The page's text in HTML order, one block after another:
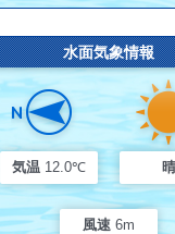
水面気象情報
気温 12.0℃ 晴
風速 6m